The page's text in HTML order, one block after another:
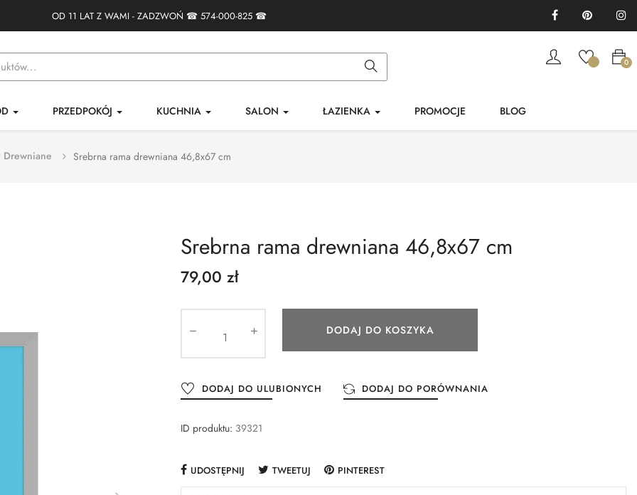
OD 11 LAT Z WAMI - ZADZWOŃ ☎ 574-000-825 ☎ FacebookPinterest
0
PRZEDPOKÓJ KUCHNIA SALON ŁAZIENKA PROMOCJE BLOG
Drewniane Srebrna rama drewniana 46,8x67 cm
Srebrna rama drewniana 46,8x67 cm
79,00 zł
DODAJ DO KOSZYKA
DODAJ DO ULUBIONYCH DODAJ DO PORÓWNANIA
ID produktu: 39321
UDOSTĘPNIJ TWEETUJ PINTEREST